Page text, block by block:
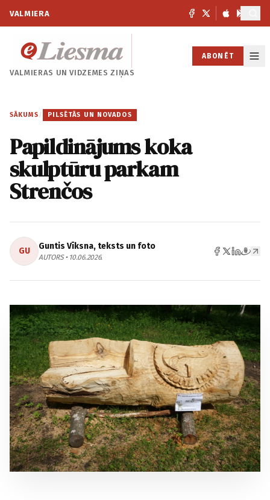
VALMIERA
VALMIERAS UNVIDZEMES ZIŅAS
ABONĒT
SĀKUMS / PILSĒTĀS UN NOVADOS
Papildinājums koka
skulptūru parkam
Strenčos
GU Guntis Vīksna, teksts un foto
AUTORS • 10.06.2026.